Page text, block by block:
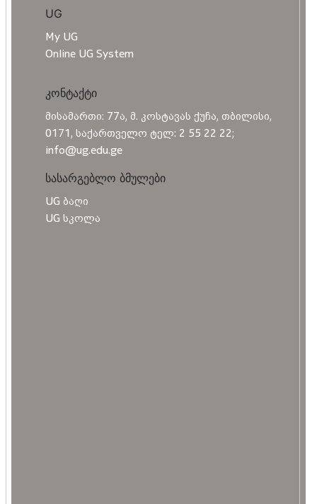
UG
My UG
Online UG System
კონტაქტი
მისამართი: 77ა, მ. კოსტავას ქუჩა, თბილისი,
0171, საქართველო ტელ: 2 55 22 22;
info@ug.edu.ge
სასარგებლო ბმულები
UG ბაღი
UG სკოლა